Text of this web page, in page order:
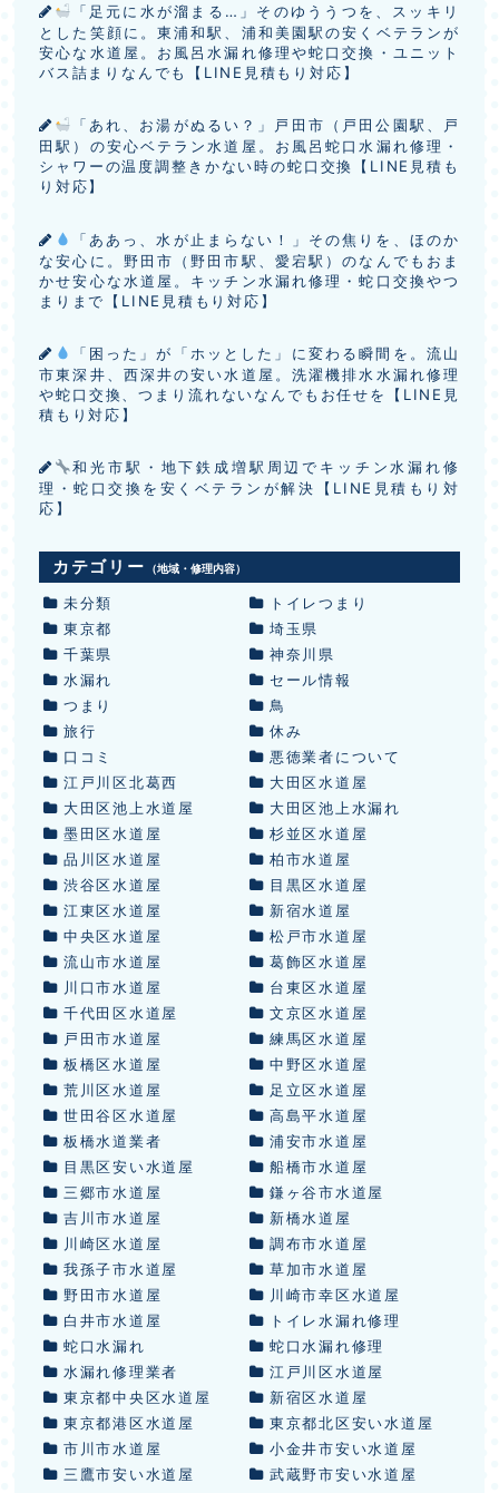
「足元に水が溜まる…」そのゆううつを、スッキリ
とした笑顔に。東浦和駅、浦和美園駅の安くベテランが
安心な水道屋。お風呂水漏れ修理や蛇口交換・ユニット
バス詰まりなんでも【LINE見積もり対応】
「あれ、お湯がぬるい？」戸田市（戸田公園駅、戸
田駅）の安心ベテラン水道屋。お風呂蛇口水漏れ修理・
シャワーの温度調整きかない時の蛇口交換【LINE見積も
り対応】
「ああっ、水が止まらない！」その焦りを、ほのか
な安心に。野田市（野田市駅、愛宕駅）のなんでもおま
かせ安心な水道屋。キッチン水漏れ修理・蛇口交換やつ
まりまで【LINE見積もり対応】
「困った」が「ホッとした」に変わる瞬間を。流山
市東深井、西深井の安い水道屋。洗濯機排水水漏れ修理
や蛇口交換、つまり流れないなんでもお任せを【LINE見
積もり対応】
和光市駅・地下鉄成増駅周辺でキッチン水漏れ修
理・蛇口交換を安くベテランが解決【LINE見積もり対
応】
カテゴリー （地域・修理内容）
未分類
トイレつまり
東京都
埼玉県
千葉県
神奈川県
水漏れ
セール情報
つまり
鳥
旅行
休み
口コミ
悪徳業者について
江戸川区北葛西
大田区水道屋
大田区池上水道屋
大田区池上水漏れ
墨田区水道屋
杉並区水道屋
品川区水道屋
柏市水道屋
渋谷区水道屋
目黒区水道屋
江東区水道屋
新宿水道屋
中央区水道屋
松戸市水道屋
流山市水道屋
葛飾区水道屋
川口市水道屋
台東区水道屋
千代田区水道屋
文京区水道屋
戸田市水道屋
練馬区水道屋
板橋区水道屋
中野区水道屋
荒川区水道屋
足立区水道屋
世田谷区水道屋
高島平水道屋
板橋水道業者
浦安市水道屋
目黒区安い水道屋
船橋市水道屋
三郷市水道屋
鎌ヶ谷市水道屋
吉川市水道屋
新橋水道屋
川崎区水道屋
調布市水道屋
我孫子市水道屋
草加市水道屋
野田市水道屋
川崎市幸区水道屋
白井市水道屋
トイレ水漏れ修理
蛇口水漏れ
蛇口水漏れ修理
水漏れ修理業者
江戸川区水道屋
東京都中央区水道屋
新宿区水道屋
東京都港区水道屋
東京都北区安い水道屋
市川市水道屋
小金井市安い水道屋
三鷹市安い水道屋
武蔵野市安い水道屋